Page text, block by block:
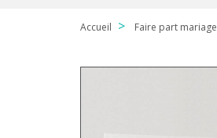
Accueil Faire part mariage